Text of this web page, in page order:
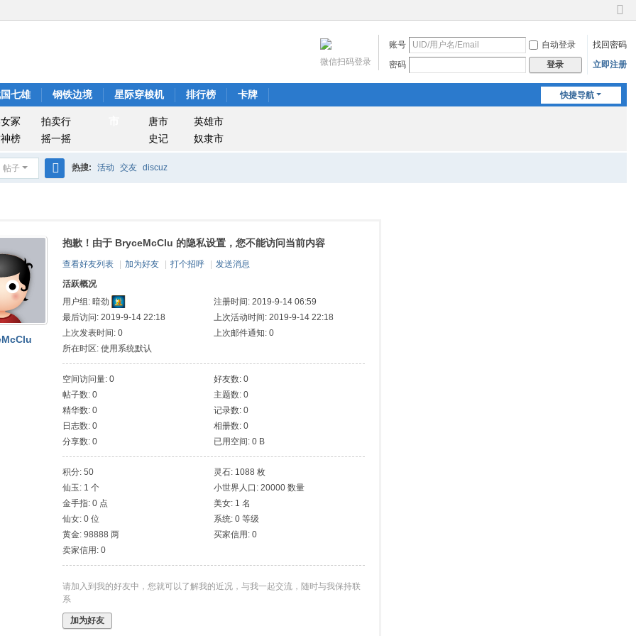
切
到
窄
账号 自动登录
找回密码
密码
登录 立即注册
微信扫码登录
快捷导航
七雄 钢铁边境 星际穿梭机 排行榜 卡牌
冢
拍卖行
榜
摇一摇
唐市
英雄市
史记
奴隶市
帖子 热搜: 活动 交友 discuz
抱歉！由于 BryceMcClu 的隐私设置，您不能访问当前内容
查看好友列表 加为好友 打个招呼
发送消息
活跃概况
用户组: 暗劲
注册时间: 2019-9-14 06:59
最后访问: 2019-9-14 22:18
上次活动时间: 2019-9-14 22:18
上次发表时间: 0
上次邮件通知: 0
所在时区: 使用系统默认
空间访问量: 0
好友数: 0
帖子数: 0
主题数: 0
精华数: 0
记录数: 0
日志数: 0
相册数: 0
分享数: 0
已用空间: 0 B
积分: 50
灵石: 1088 枚
仙玉: 1 个
小世界人口: 20000 数量
金手指: 0 点
美女: 1 名
仙女: 0 位
系统: 0 等级
黄金: 98888 两
买家信用: 0
卖家信用: 0
请加入到我的好友中，您就可以了解我的近况，与我一起交流，随时与我保持联
系
加为好友